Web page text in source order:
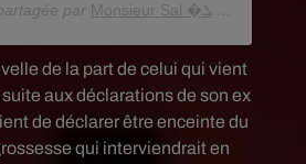
par Monsieur Sal �ܠ️
de la part de celui qui vient
aux déclarations de son ex
de déclarer être enceinte du
qui interviendrait en